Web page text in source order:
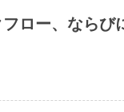
ロー、ならび